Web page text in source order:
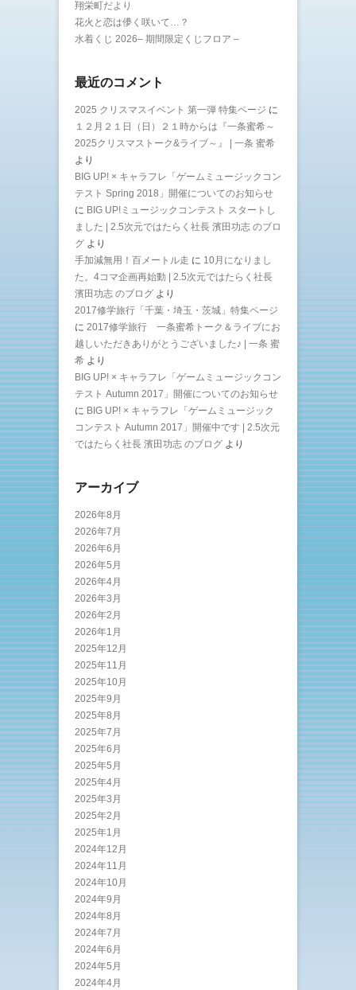
翔栄町だより
花火と恋は儚く咲いて…？
水着くじ 2026– 期間限定くじフロア –
最近のコメント
2025 クリスマスイベント 第一弾 特集ページ に
１２月２１日（日）２１時からは『一条蜜希～
2025クリスマストーク&ライブ～』 | 一条 蜜希
より
BIG UP! × キャラフレ「ゲームミュージックコン
テスト Spring 2018」開催についてのお知らせ
に BIG UP!ミュージックコンテスト スタートし
ました | 2.5次元ではたらく社長 濱田功志 のブロ
グ より
手加減無用！百メートル走 に 10月になりまし
た。4コマ企画再始動 | 2.5次元ではたらく社長
濱田功志 のブログ より
2017修学旅行「千葉・埼玉・茨城」特集ページ
に 2017修学旅行 一条蜜希トーク＆ライブにお
越しいただきありがとうございました♪ | 一条 蜜
希 より
BIG UP! × キャラフレ「ゲームミュージックコン
テスト Autumn 2017」開催についてのお知らせ
に BIG UP! × キャラフレ「ゲームミュージック
コンテスト Autumn 2017」開催中です | 2.5次元
ではたらく社長 濱田功志 のブログ より
アーカイブ
2026年8月
2026年7月
2026年6月
2026年5月
2026年4月
2026年3月
2026年2月
2026年1月
2025年12月
2025年11月
2025年10月
2025年9月
2025年8月
2025年7月
2025年6月
2025年5月
2025年4月
2025年3月
2025年2月
2025年1月
2024年12月
2024年11月
2024年10月
2024年9月
2024年8月
2024年7月
2024年6月
2024年5月
2024年4月